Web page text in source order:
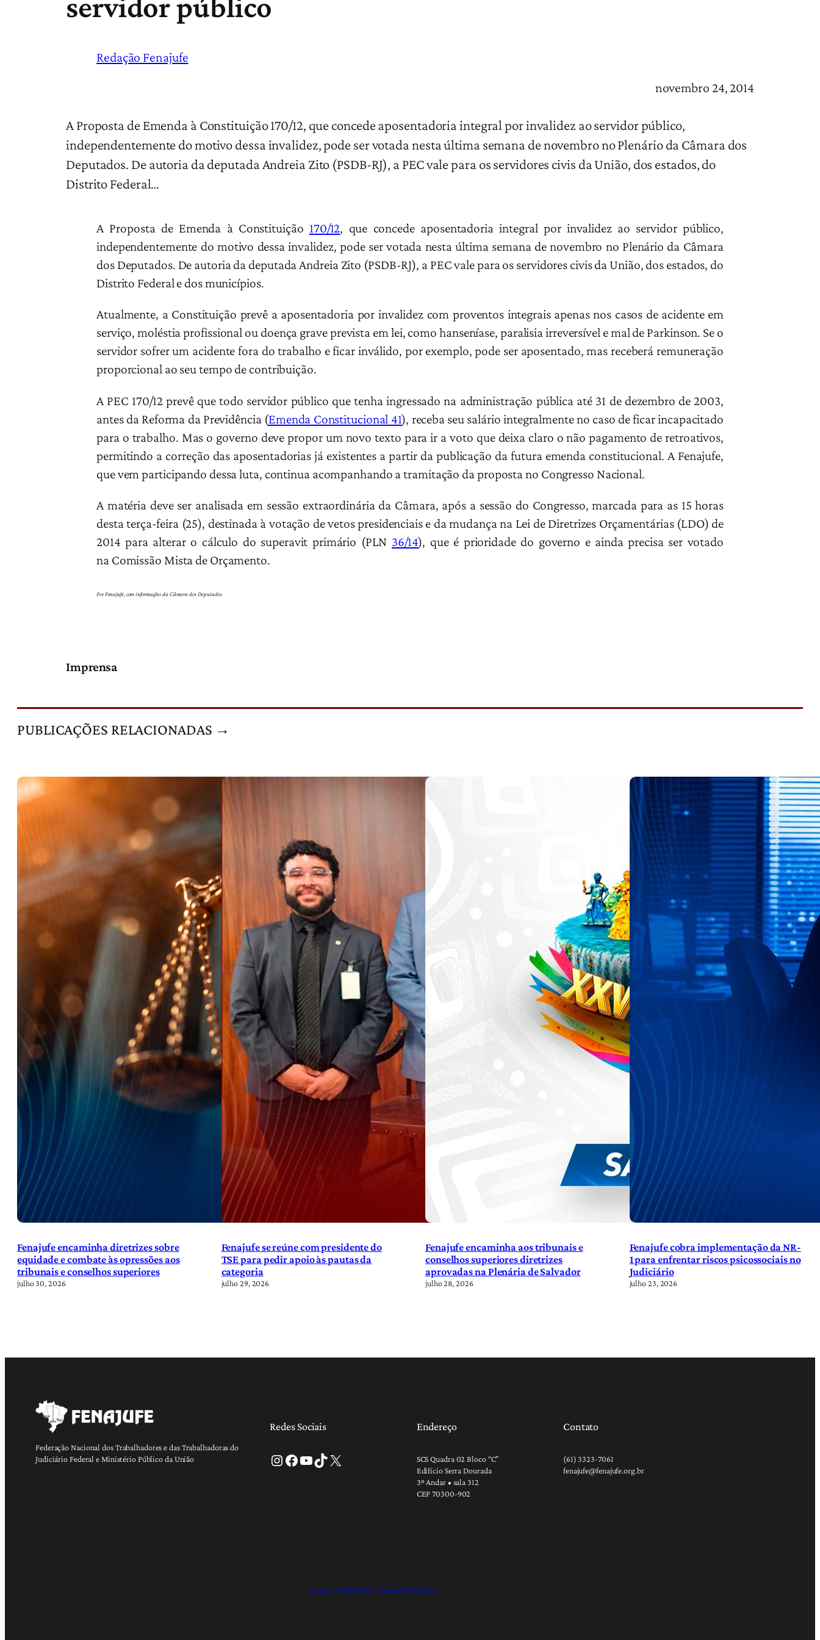
Redação Fenajufe
novembro 24, 2014
A Proposta de Emenda à Constituição 170/12, que concede aposentadoria integral por invalidez ao servidor público,
independentemente do motivo dessa invalidez, pode ser votada nesta última semana de novembro no Plenário da Câmara dos
Deputados. De autoria da deputada Andreia Zito (PSDB-RJ), a PEC vale para os servidores civis da União, dos estados, do
Distrito Federal…
A Proposta de Emenda à Constituição 170/12, que concede aposentadoria integral por invalidez ao servidor público,
independentemente do motivo dessa invalidez, pode ser votada nesta última semana de novembro no Plenário da Câmara
dos Deputados. De autoria da deputada Andreia Zito (PSDB-RJ), a PEC vale para os servidores civis da União, dos estados, do
Distrito Federal e dos municípios.
Atualmente, a Constituição prevê a aposentadoria por invalidez com proventos integrais apenas nos casos de acidente em
serviço, moléstia profissional ou doença grave prevista em lei, como hanseníase, paralisia irreversível e mal de Parkinson. Se o
servidor sofrer um acidente fora do trabalho e ficar inválido, por exemplo, pode ser aposentado, mas receberá remuneração
proporcional ao seu tempo de contribuição.
A PEC 170/12 prevê que todo servidor público que tenha ingressado na administração pública até 31 de dezembro de 2003,
antes da Reforma da Previdência (Emenda Constitucional 41), receba seu salário integralmente no caso de ficar incapacitado
para o trabalho. Mas o governo deve propor um novo texto para ir a voto que deixa claro o não pagamento de retroativos,
permitindo a correção das aposentadorias já existentes a partir da publicação da futura emenda constitucional. A Fenajufe,
que vem participando dessa luta, continua acompanhando a tramitação da proposta no Congresso Nacional.
A matéria deve ser analisada em sessão extraordinária da Câmara, após a sessão do Congresso, marcada para as 15 horas
desta terça-feira (25), destinada à votação de vetos presidenciais e da mudança na Lei de Diretrizes Orçamentárias (LDO) de
2014 para alterar o cálculo do superavit primário (PLN 36/14), que é prioridade do governo e ainda precisa ser votado
na Comissão Mista de Orçamento.
Por Fenajufe, com informações da Câmara dos Deputados
Imprensa
PUBLICAÇÕES RELACIONADAS →
Fenajufe encaminha diretrizes sobre
equidade e combate às opressões aos
tribunais e conselhos superiores
julho 30, 2026
Fenajufe se reúne com presidente do
TSE para pedir apoio às pautas da
categoria
julho 29, 2026
Fenajufe encaminha aos tribunais e
conselhos superiores diretrizes
aprovadas na Plenária de Salvador
julho 28, 2026
Fenajufe cobra implementação da NR-
1 para enfrentar riscos psicossociais no
Judiciário
julho 23, 2026
Federação Nacional dos Trabalhadores e das Trabalhadoras do
Judiciário Federal e Ministério Público da União
Redes Sociais
Instagram Facebook Youtube TikTok X
Endereço
SCS Quadra 02 Bloco “C”
Edifício Serra Dourada
3º Andar • sala 312
CEP 70300-902
Contato
(61) 3323-7061
fenajufe@fenajufe.org.br
Criação e Desenvolvimento: RapDesign